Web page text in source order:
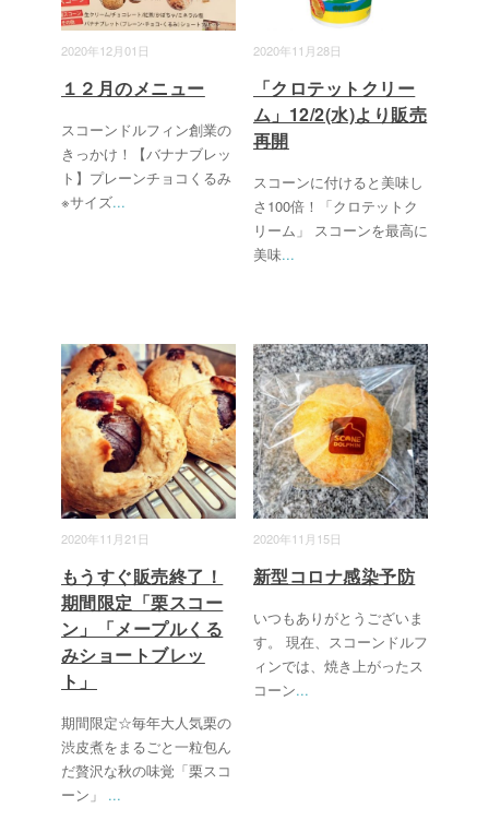
2020年12月01日
１２月のメニュー
スコーンドルフィン創業の
きっかけ！【バナナブレッ
ト】プレーンチョコくるみ
※サイズ...
2020年11月28日
「クロテットクリー
ム」12/2(水)より販売
再開
スコーンに付けると美味し
さ100倍！「クロテットク
リーム」 スコーンを最高に
美味...
2020年11月21日
もうすぐ販売終了！
期間限定「栗スコー
ン」「メープルくる
みショートブレッ
ト」
期間限定☆毎年大人気栗の
渋皮煮をまるごと一粒包ん
だ贅沢な秋の味覚「栗スコ
ーン」 ...
2020年11月15日
新型コロナ感染予防
いつもありがとうございま
す。 現在、スコーンドルフ
ィンでは、焼き上がったス
コーン...